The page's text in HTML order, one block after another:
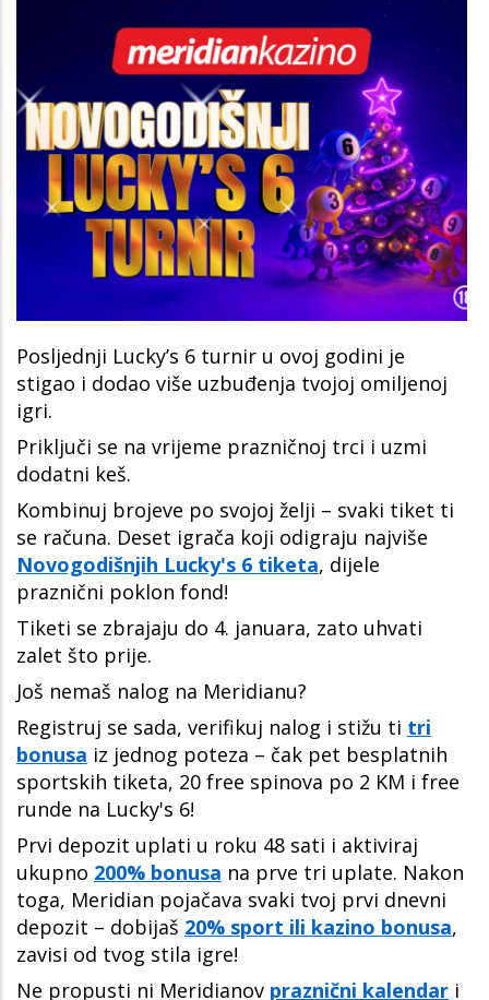
Posljednji Lucky’s 6 turnir u ovoj godini je
stigao i dodao više uzbuđenja tvojoj omiljenoj
igri.
Priključi se na vrijeme prazničnoj trci i uzmi
dodatni keš.
Kombinuj brojeve po svojoj želji – svaki tiket ti
se računa. Deset igrača koji odigraju najviše
Novogodišnjih Lucky's 6 tiketa, dijele
praznični poklon fond!
Tiketi se zbrajaju do 4. januara, zato uhvati
zalet što prije.
Još nemaš nalog na Meridianu?
Registruj se sada, verifikuj nalog i stižu ti tri
bonusa iz jednog poteza – čak pet besplatnih
sportskih tiketa, 20 free spinova po 2 KM i free
runde na Lucky's 6!
Prvi depozit uplati u roku 48 sati i aktiviraj
ukupno 200% bonusa na prve tri uplate. Nakon
toga, Meridian pojačava svaki tvoj prvi dnevni
depozit – dobijaš 20% sport ili kazino bonusa,
zavisi od tvog stila igre!
Ne propusti ni Meridianov praznični kalendar i